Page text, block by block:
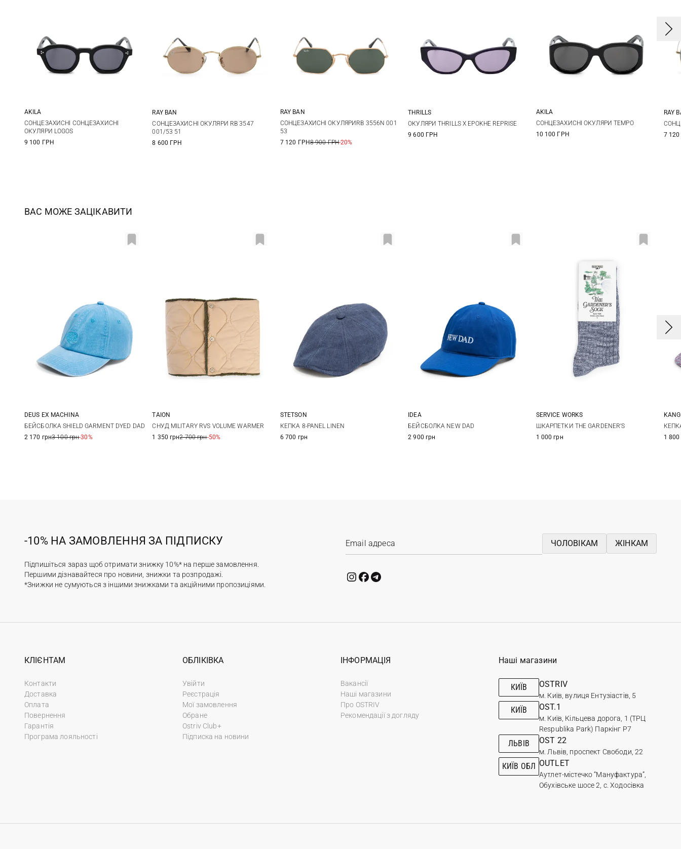
One size
AKILA
СОНЦЕЗАХИСНІ СОНЦЕЗАХИСНІ
ОКУЛЯРИ LOGOS
9 100 ГРН
One size
RAY BAN
СОНЦЕЗАХИСНІ ОКУЛЯРИ RB 3547
001/53 51
8 600 ГРН
One size
RAY BAN
СОНЦЕЗАХИСНІ ОКУЛЯРИRB 3556N 001
53
7 120 ГРН8 900 ГРН-20%
One size
THRILLS
ОКУЛЯРИ THRILLS X EPOKHE REPRISE
9 600 ГРН
One size
AKILA
СОНЦЕЗАХИСНІ ОКУЛЯРИ TEMPO
10 100 ГРН
RAY
7
ВАС МОЖЕ ЗАЦІКАВИТИ
One size
DEUS EX MACHINА
БЕЙСБОЛКА SHIELD GARMENT DYED DAD
2 170 грн3 100 грн-30%
One size
TAION
СНУД MILITARY RVS VOLUME WARMER
1 350 грн2 700 грн-50%
57 58
STETSON
КЕПКА 8-PANEL LINEN
6 700 грн
One size
IDEA
БЕЙСБОЛКА NEW DAD
2 900 грн
One size
SERVICE WORKS
ШКАРПЕТКИ THE GARDENER’S
1 000 грн
1 800
-10% НА ЗАМОВЛЕННЯ ЗА ПІДПИСКУ
Підпишіться зараз щоб отримати знижку 10%* на перше замовлення.
Першими дізнавайтеся про новини, знижки та розпродажі.
*Знижки не сумуються з іншими знижками та акційними пропозиціями.
ЧОЛОВІКАМ ЖІНКАМ
КЛІЄНТАМ
Контакти
Доставка
Оплата
Повернення
Гарантія
Програма лояльності
ОБЛІКІВКА
Увійти
Реєстрація
Мої замовлення
Обране
Ostriv Club+
Підписка на новини
ІНФОРМАЦІЯ
Вакансії
Наші магазини
Про OSTRIV
Рекомендації з догляду
Наші магазини
КИЇВ OSTRIV
м. Київ, вулиця Ентузіастів, 5
КИЇВ OST.1
м. Київ, Кільцева дорога, 1 (ТРЦ
Respublika Park) Паркінг Р7
ЛЬВІВ OST 22
м. Львів, проспект Свободи, 22
КИЇВ ОБЛ OUTLET
Аутлет-містечко “Мануфактура”,
Обухівське шосе 2, с. Ходосівка